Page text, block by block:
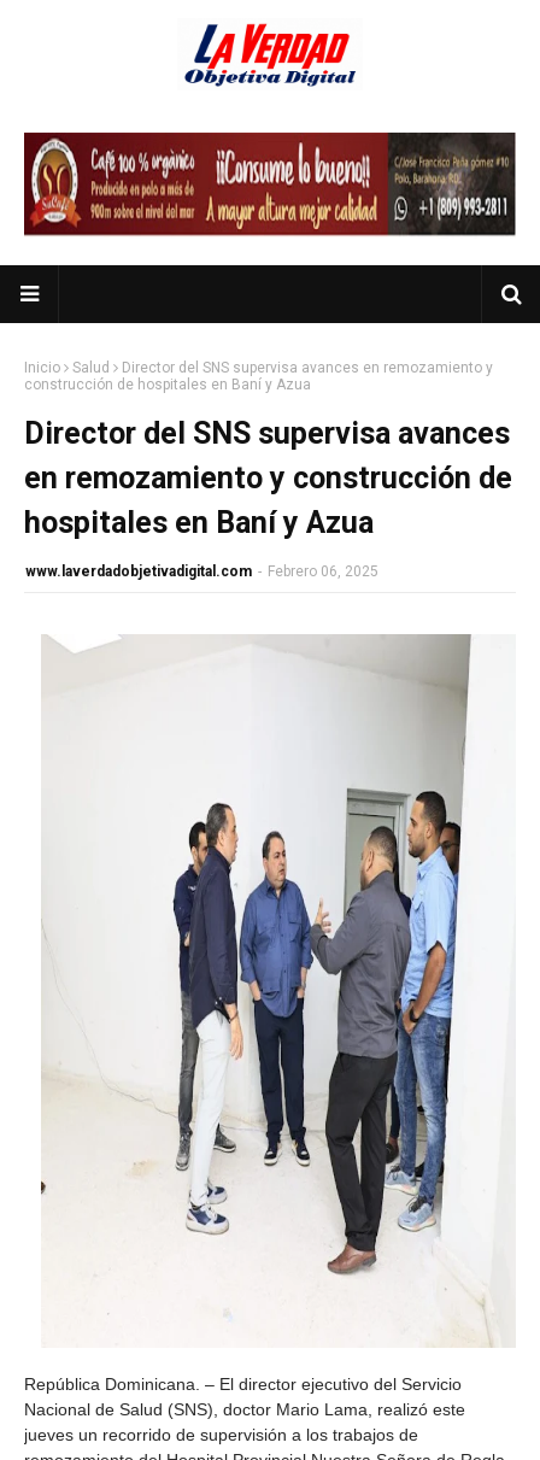
Inicio Salud
Director del SNS supervisa avances en remozamiento y
construcción de hospitales en Baní y Azua
Director del SNS supervisa avances
en remozamiento y construcción de
hospitales en Baní y Azua
www.laverdadobjetivadigital.com - Febrero 06, 2025
República Dominicana. – El director ejecutivo del Servicio
Nacional de Salud (SNS), doctor Mario Lama, realizó este
jueves un recorrido de supervisión a los trabajos de